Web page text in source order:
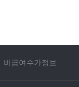
비급여수가정보